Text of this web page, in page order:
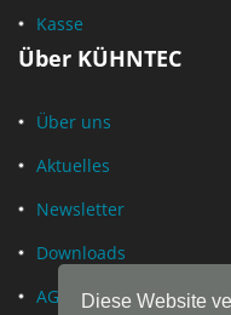
Diese Website
Kasse
Über KÜHNTEC
Über uns
Aktuelles
Newsletter
Downloads
AGB